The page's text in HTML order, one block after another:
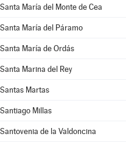
Santa María del Monte de Cea
Santa María del Páramo
Santa María de Ordás
Santa Marina del Rey
Santas Martas
Santiago Millas
Santovenia de la Valdoncina